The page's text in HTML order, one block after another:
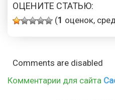
ОЦЕНИТЕ СТАТЬЮ:
(1 оценок,
Comments are disabled
Комментарии для сайта